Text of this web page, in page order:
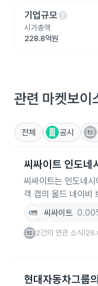
기업규모help
시가총액
228.8억원
관련 마켓보이
전체 공시
씨싸이트 인도네
씨싸이트는 인도네
객 갭의 올드 네이비
씨싸이트
2건의 연관 소식
현대자동차그룹